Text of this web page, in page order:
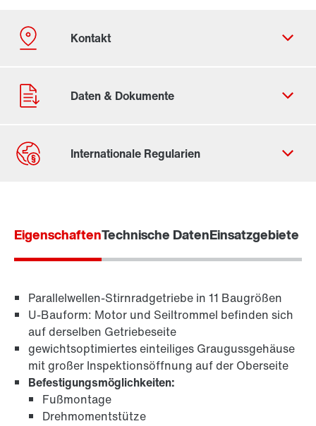
Standort Deutschland
EigenschaftenTechnische DatenEinsatzgebiete
Parallelwellen-Stirnradgetriebe in 11 Baugrößen
U-Bauform: Motor und Seiltrommel befinden sich
auf derselben Getriebeseite
gewichtsoptimiertes einteiliges Graugussgehäuse
mit großer Inspektionsöffnung auf der Oberseite
Befestigungsmöglichkeiten:
Fußmontage
Drehmomentstütze